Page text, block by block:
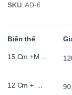
SKU:AD-6
Biến thể
15 Cm +Màu Cổ, Bằng, , Đèn Le
12 Cm + Đế Gỗ, Bằng, , Đèn Le